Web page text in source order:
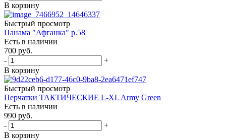
В корзину
Быстрый просмотр
Панама "Афганка" р.58
Есть в наличии
700 руб.
-
+
В корзину
Быстрый просмотр
Перчатки ТАКТИЧЕСКИЕ L-XL Army Green
Есть в наличии
990 руб.
-
+
В корзину